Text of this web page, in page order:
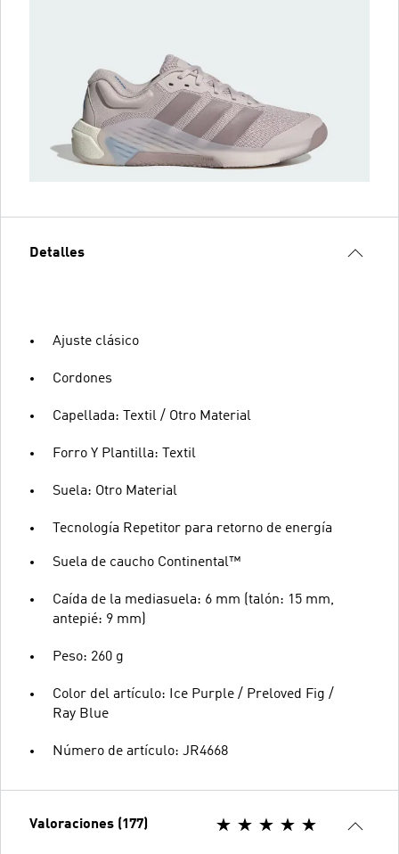
Detalles
Ajuste clásico
Cordones
Capellada: Textil / Otro Material
Forro Y Plantilla: Textil
Suela: Otro Material
Tecnología Repetitor para retorno de energía
Suela de caucho Continental™
Caída de la mediasuela: 6 mm (talón: 15 mm,
antepié: 9 mm)
Peso: 260 g
Color del artículo: Ice Purple / Preloved Fig /
Ray Blue
Número de artículo: JR4668
Valoraciones (177)